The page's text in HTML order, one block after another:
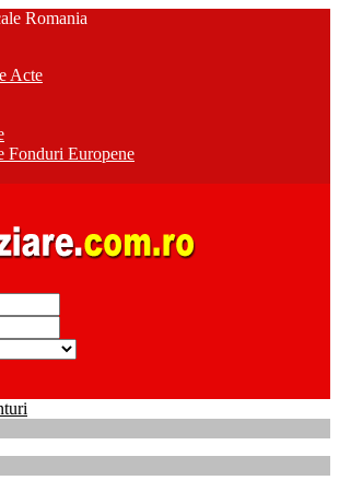
Romania
Acte
Fonduri Europene